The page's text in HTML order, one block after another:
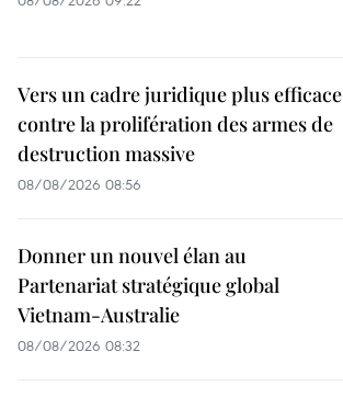
Vers un cadre juridique plus efficace
contre la prolifération des armes de
destruction massive
08/08/2026 08:56
Donner un nouvel élan au
Partenariat stratégique global
Vietnam-Australie
08/08/2026 08:32